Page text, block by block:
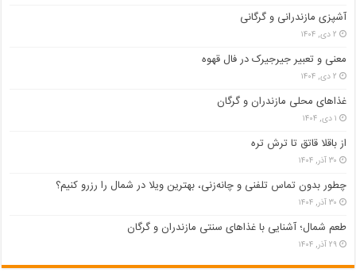
آشپزی مازندرانی و گرگانی
۲ دی, ۱۴۰۴
معنی و تعبیر جیرجیرک در فال قهوه
۲ دی, ۱۴۰۴
غذاهای محلی مازندران و گرگان
۱ دی, ۱۴۰۴
از باقلا قاتق تا ترش تره
۳۰ آذر, ۱۴۰۴
چطور بدون تماس تلفنی و چانه‌زنی، بهترین ویلا در شمال را رزرو کنیم؟
۳۰ آذر, ۱۴۰۴
طعم شمال؛ آشنایی با غذاهای سنتی مازندران و گرگان
۲۹ آذر, ۱۴۰۴